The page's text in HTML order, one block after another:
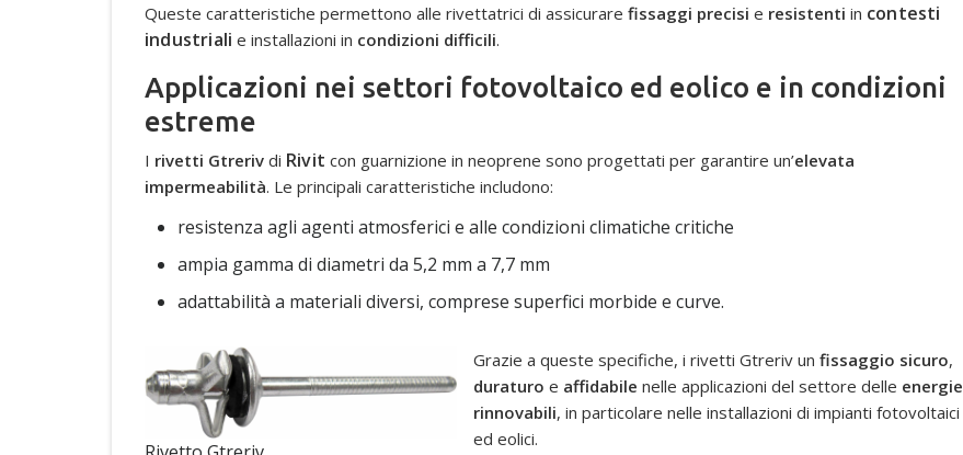
Queste caratteristiche permettono alle rivettatrici di assicurare fissaggi precisi e resistenti in contesti
industriali e installazioni in condizioni difficili.
Applicazioni nei settori fotovoltaico ed eolico e in condizioni
estreme
I rivetti Gtreriv di Rivit con guarnizione in neoprene sono progettati per garantire un’elevata
impermeabilità. Le principali caratteristiche includono:
resistenza agli agenti atmosferici e alle condizioni climatiche critiche
ampia gamma di diametri da 5,2 mm a 7,7 mm
adattabilità a materiali diversi, comprese superfici morbide e curve.
Grazie a queste specifiche, i rivetti Gtreriv un fissaggio sicuro,
duraturo e affidabile nelle applicazioni del settore delle energie
rinnovabili, in particolare nelle installazioni di impianti fotovoltaici
ed eolici.